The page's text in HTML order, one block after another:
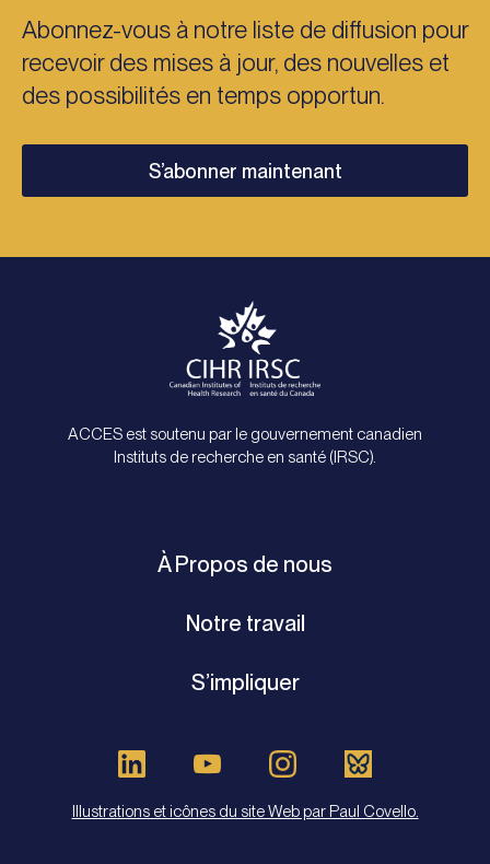
Abonnez-vous à notre liste de diffusion pour
recevoir des mises à jour, des nouvelles et
des possibilités en temps opportun.
S’abonner maintenant
ACCES est soutenu par le gouvernement canadien
Instituts de recherche en santé (IRSC).
À Propos de nous
Notre travail
S’impliquer
Illustrations et icônes du site Web par Paul Covello.